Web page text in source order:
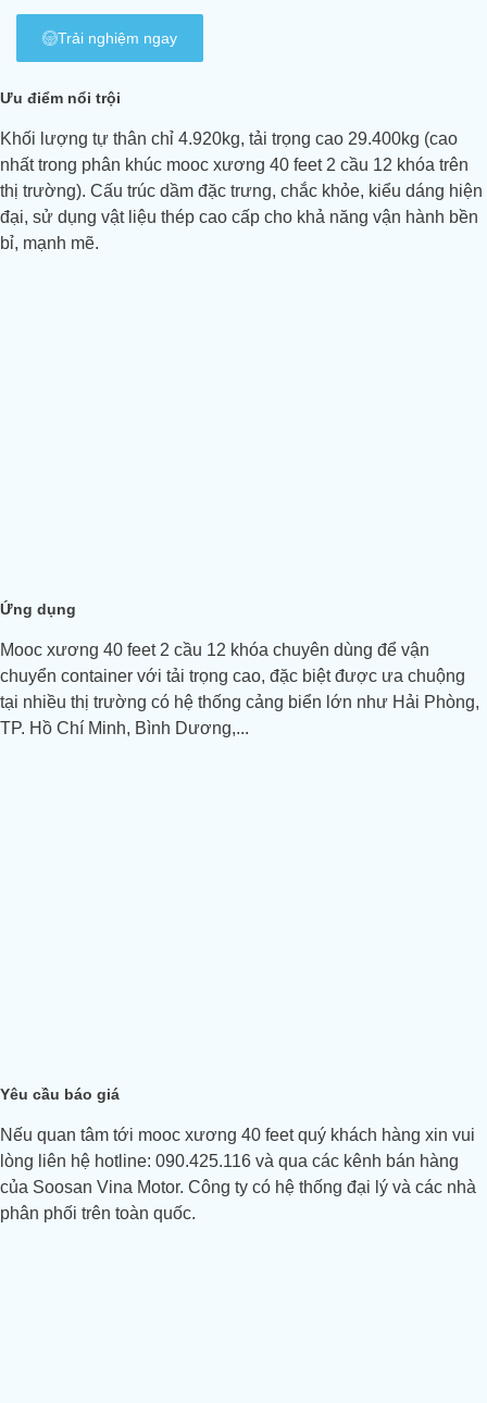
Trải nghiệm ngay
Ưu điểm nổi trội
Khối lượng tự thân chỉ 4.920kg, tải trọng cao 29.400kg (cao
nhất trong phân khúc mooc xương 40 feet 2 cầu 12 khóa trên
thị trường). Cấu trúc dầm đặc trưng, chắc khỏe, kiểu dáng hiện
đại, sử dụng vật liệu thép cao cấp cho khả năng vận hành bền
bỉ, mạnh mẽ.
Ứng dụng
Mooc xương 40 feet 2 cầu 12 khóa chuyên dùng để vận
chuyển container với tải trọng cao, đặc biệt được ưa chuộng
tại nhiều thị trường có hệ thống cảng biển lớn như Hải Phòng,
TP. Hồ Chí Minh, Bình Dương,...
Yêu cầu báo giá
Nếu quan tâm tới mooc xương 40 feet quý khách hàng xin vui
lòng liên hệ hotline: 090.425.116 và qua các kênh bán hàng
của Soosan Vina Motor. Công ty có hệ thống đại lý và các nhà
phân phối trên toàn quốc.